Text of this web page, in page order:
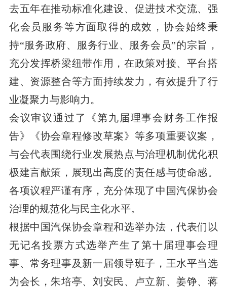
去五年在推动标准化建设、促进技术交流、强
化会员服务等方面取得的成效，协会始终秉
持“服务政府、服务行业、服务会员”的宗旨，
充分发挥桥梁纽带作用，在政策对接、平台搭
建、资源整合等方面持续发力，有效提升了行
业凝聚力与影响力。
会议审议通过了《第九届理事会财务工作报
告》《协会章程修改草案》等多项重要议案，
与会代表围绕行业发展热点与治理机制优化积
极建言献策，展现出高度的责任感与使命感。
各项议程严谨有序，充分体现了中国汽保协会
治理的规范化与民主化水平。
根据中国汽保协会章程和选举办法，代表们以
无记名投票方式选举产生了第十届理事会理
事、常务理事及新一届领导班子，王水平当选
为会长，朱培亭、刘安民、卢立新、姜铮、蒋